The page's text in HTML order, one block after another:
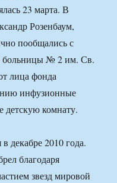
23 марта. В
Розенбаум,
пообщались с
больницы № 2 им. Св.
лица фонда
инфузионные
детскую комнату.
декабре 2010 года.
благодаря
звезд мировой